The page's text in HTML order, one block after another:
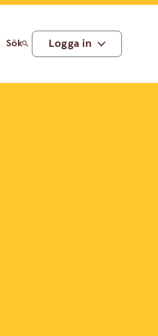
Sök Logga in